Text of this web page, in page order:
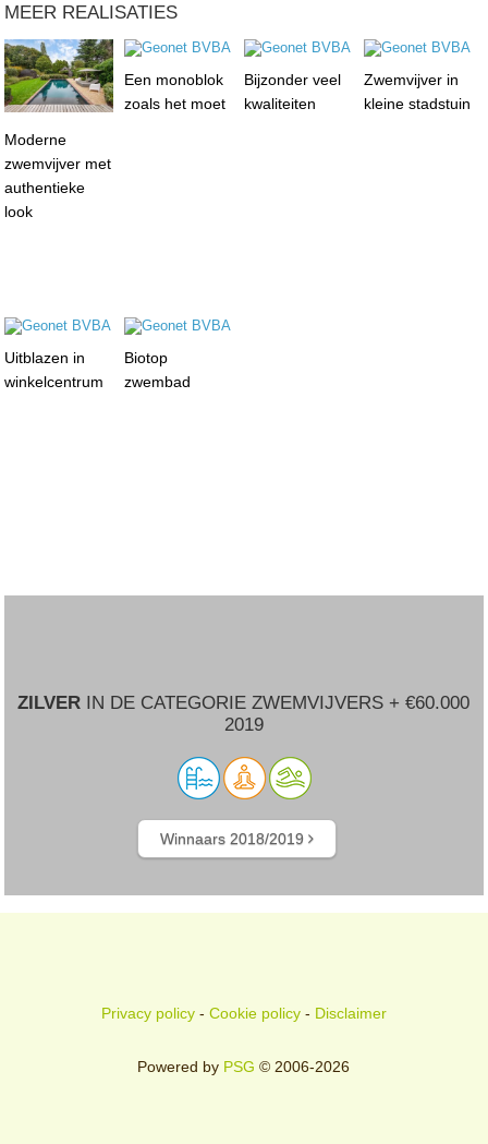
MEER REALISATIES
Moderne
zwemvijver met
authentieke
look
Een monoblok
zoals het moet
Bijzonder veel
kwaliteiten
Zwemvijver in
kleine stadstuin
Uitblazen in
winkelcentrum
Biotop
zwembad
ZILVER IN DE CATEGORIE ZWEMVIJVERS + €60.000
2019
Winnaars 2018/2019
Privacy policy- Cookie policy- Disclaimer
Powered by PSG © 2006-2026